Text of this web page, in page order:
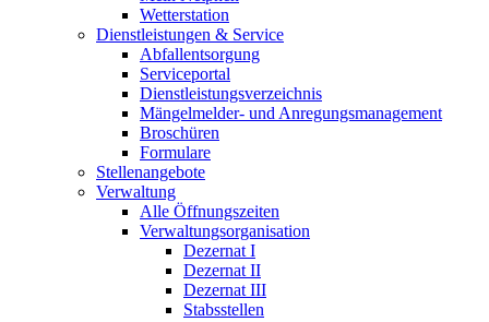
Wetterstation
Dienstleistungen & Service
Abfallentsorgung
Serviceportal
Dienstleistungsverzeichnis
Mängelmelder- und Anregungsmanagement
Broschüren
Formulare
Stellenangebote
Verwaltung
Alle Öffnungszeiten
Verwaltungsorganisation
Dezernat I
Dezernat II
Dezernat III
Stabsstellen